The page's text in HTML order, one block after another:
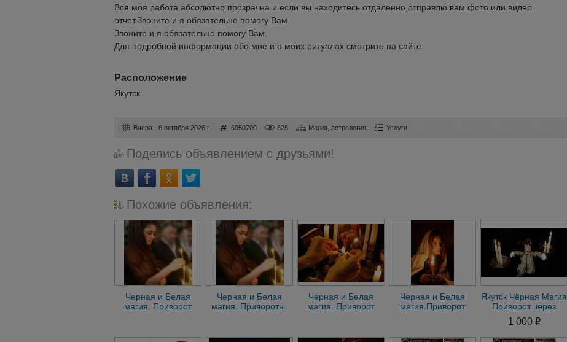
Вся моя работа абсолютно прозрачна и если вы находитесь отдаленно,отправлю вам фото или видео
отчет.Звоните и я обязательно помогу Вам.
Звоните и я обязательно помогу Вам.
Для подробной информации обо мне и о моих ритуалах смотрите на сайте
Расположение
Якутск
Вчера - 6 октября 2026 г. 6950700 825 Магия, астрология Услуги
Поделись объявлением с друзьями!
Похожие объявления:
Черная и Белая
магия. Приворот
Черная и Белая
магия. Привороты.
Черная и Белая
магия. Приворот
Черная и Белая
магия.Приворот
Якутск Чёрная Магия
Приворот через
Жертвоприношение
Гарантия
1 000 ₽